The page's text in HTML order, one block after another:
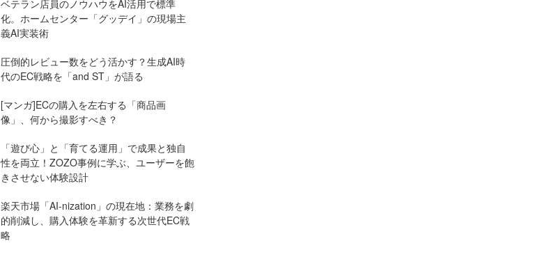
ベテラン店員のノウハウをAI活用で標準
化。ホームセンター「グッデイ」の現場主
義AI実装術
圧倒的レビュー数をどう活かす？生成AI時
代のEC戦略を「and ST」が語る
[マンガ]ECの購入を左右する「商品画
像」、何から撮影すべき？
「遊び心」と「育てる運用」で成果と独自
性を両立！ZOZO事例に学ぶ、ユーザーを飽
きさせない体験設計
楽天市場「AI-nization」の現在地：業務を劇
的削減し、購入体験を革新する次世代EC戦
略